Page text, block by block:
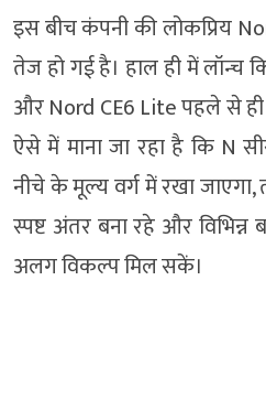
इस बीच कंपनी की लोकप्रिय
तेज हो गई है। हाल ही में लॉन्च
और Nord CE6 Lite पहले से ही
ऐसे में माना जा रहा है कि N
नीचे के मूल्य वर्ग में रखा
स्पष्ट अंतर बना रहे और
अलग विकल्प मिल सकें।